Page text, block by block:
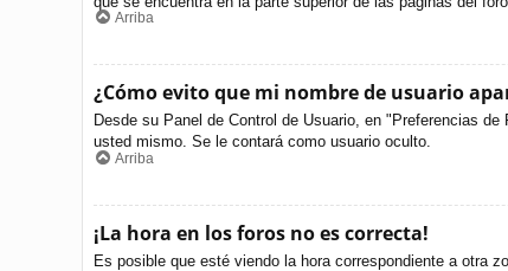
Arriba
¿Cómo evito que mi nombre de usuario
Desde su Panel de Control de Usuario, en "Preferencias
usted mismo. Se le contará como usuario oculto.
Arriba
¡La hora en los foros no es correcta!
Es posible que esté viendo la hora correspondiente a otra